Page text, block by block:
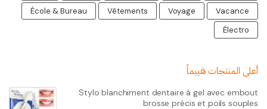
Vacance
Voyage
Vêtements
École & Bureau
Électro
أعلى المنتجات تقييماً
Stylo blanchiment dentaire à gel avec embout
brosse précis et poils souples